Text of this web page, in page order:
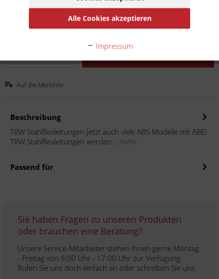
zzgl. Versandkosten
Lieferzeit 10 Werktage
Auf die Merkliste
Beschreibung
TRW Stahlflexleitungen Jetzt auch viele ABS-Modelle mit ABE!
TRW Stahlflexleitungen werden... mehr
Passend für
Sie haben Fragen zu unseren Produkten
oder brauchen eine Beratung?
Unsere Service-Mitarbeiter stehen Ihnen gerne Montag
- Freitag von 9:00 Uhr - 17:00 Uhr zur Verfügung.
Rufen Sie uns doch einfach an oder schreiben Sie uns.
Alle Cookies akzeptieren
Impressum